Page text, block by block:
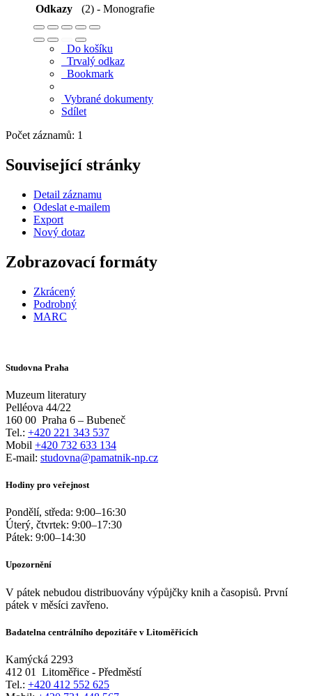
Odkazy
(2) - Monografie
Do košíku
Trvalý odkaz
Bookmark
Vybrané dokumenty
Sdílet
Počet záznamů: 1
Související stránky
Detail záznamu
Odeslat e-mailem
Export
Nový dotaz
Zobrazovací formáty
Zkrácený
Podrobný
MARC
Studovna Praha
Muzeum literatury
Pelléova 44/22
160 00 Praha 6 – Bubeneč
Tel.: +420 221 343 537
Mobil +420 732 633 134
E-mail: studovna@pamatnik-np.cz
Hodiny pro veřejnost
Pondělí, středa: 9:00–16:30
Úterý, čtvrtek: 9:00–17:30
Pátek: 9:00–14:30
Upozornění
V pátek nebudou distribuovány výpůjčky knih a časopisů. První
pátek v měsíci zavřeno.
Badatelna centrálního depozitáře v Litoměřicích
Kamýcká 2293
412 01
Litoměřice - Předměstí
Tel.: +420 412 552 625